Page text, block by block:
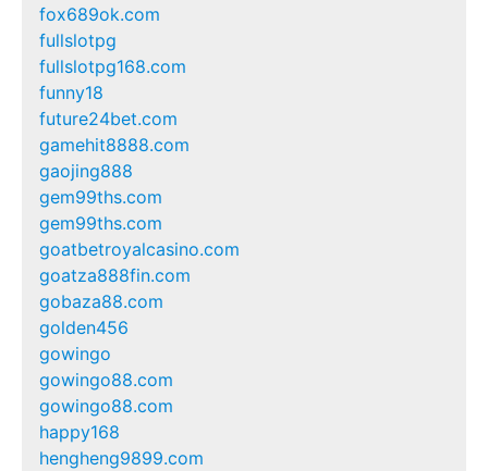
fox689ok.com
fullslotpg
fullslotpg168.com
funny18
future24bet.com
gamehit8888.com
gaojing888
gem99ths.com
gem99ths.com
goatbetroyalcasino.com
goatza888fin.com
gobaza88.com
golden456
gowingo
gowingo88.com
gowingo88.com
happy168
hengheng9899.com